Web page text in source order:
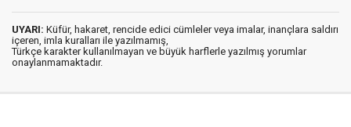
UYARI: Küfür, hakaret, rencide edici cümleler veya imalar, inançlara saldırı
içeren, imla kuralları ile yazılmamış,
Türkçe karakter kullanılmayan ve büyük harflerle yazılmış yorumlar
onaylanmamaktadır.